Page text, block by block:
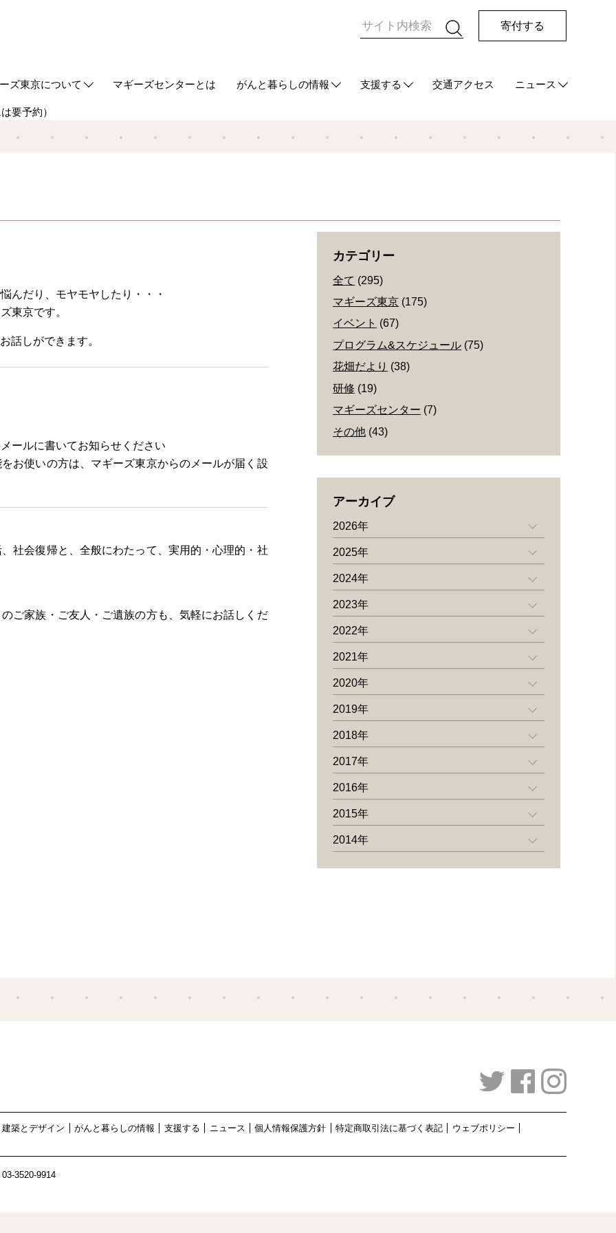
寄付する
ズ東京について
us
ーズ東京ってどんなところ？
とデザイン
ジュール
代表からのご挨拶
の紹介
ッフ
ーズ流サポート研修
マギーズセンターとは がんと暮らしの情報 支援する 交通アクセス ニュース
要予約）
んだり、モヤモヤしたり・・・
東京です。
話しができます。
ールに書いてお知らせください
お使いの方は、マギーズ東京からのメールが届く設
社会復帰と、全般にわたって、実用的・心理的・社
ご家族・ご友人・ご遺族の方も、気軽にお話しくだ
カテゴリー
全て (295)
マギーズ東京 (175)
イベント (67)
プログラム&スケジュール (75)
花畑だより (38)
研修 (19)
マギーズセンター (7)
その他 (43)
アーカイブ
2026年
2025年
2024年
2023年
2022年
2021年
2020年
2019年
2018年
2017年
2016年
2015年
2014年
建築とデザイン がんと暮らしの情報 支援する ニュース 個人情報保護方針 特定商取引法に基づく表記 ウェブポリシー
3520-9914